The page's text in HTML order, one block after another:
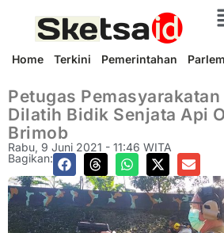
Home Terkini Pemerintahan
Petugas
Dilatih Bidik Senjata Api
Brimob
Rabu, 9 Juni 2021 - 11:46 WITA
Bagikan: